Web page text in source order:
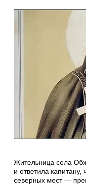
Жительница села
и ответила
северных мест —